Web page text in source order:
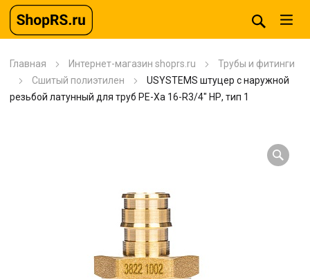
Главная Интернет-магазин shoprs.ru
Трубы и фитинги
Сшитый полиэтилен
USYSTEMS штуцер с наружной
резьбой латунный для труб PE-Xa 16-R3/4″ НР, тип 1